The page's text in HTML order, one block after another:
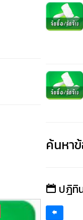
ประ
ค้นหา
ปฎิทิ